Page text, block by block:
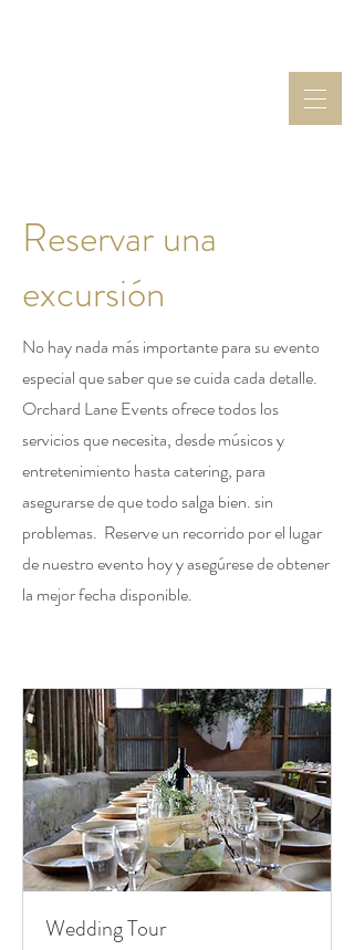
Reservar una
excursión
No hay nada más importante para su evento
especial que saber que se cuida cada detalle.
Orchard Lane Events ofrece todos los
servicios que necesita, desde músicos y
entretenimiento hasta catering, para
asegurarse de que todo salga bien. sin
problemas. Reserve un recorrido por el lugar
de nuestro evento hoy y asegúrese de obtener
la mejor fecha disponible.
Wedding Tour